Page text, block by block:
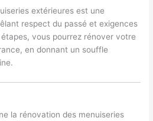
extérieures est une
respect du passé et exigences
vous pourrez rénover votre
en donnant un souffle
la rénovation des menuiseries